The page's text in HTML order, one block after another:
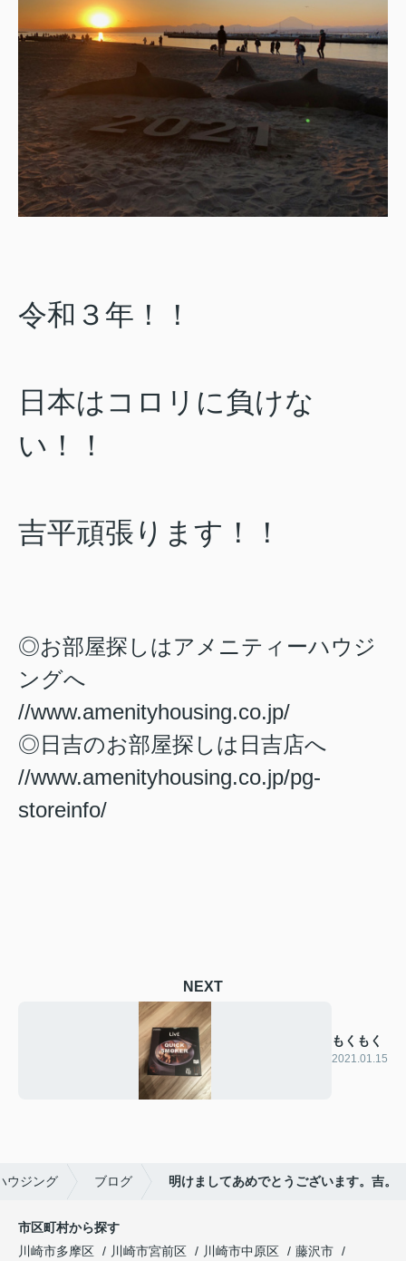
令和３年！！
日本はコロリに負けな
い！！
吉平頑張ります！！
◎お部屋探しはアメニティーハウジ
ングへ
//www.amenityhousing.co.jp/
◎日吉のお部屋探しは日吉店へ
//www.amenityhousing.co.jp/pg-
storeinfo/
NEXT
もくもく
2021.01.15
ウジング ブログ 明けましてあめでとうございます。吉。
市区町村から探す
川崎市多摩区
川崎市宮前区 川崎市中原区
藤沢市